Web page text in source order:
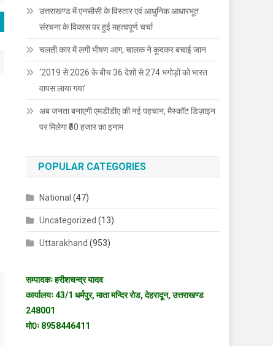
उत्तराखण्ड में एनसीसी के विस्तार एवं आधुनिक आधारभूत
संरचना के विकास पर हुई महत्वपूर्ण चर्चा
चलती कार में लगी भीषण आग, चालक ने कूदकर बचाई जान
‘2019 से 2026 के बीच 36 देशों से 274 भगोड़ों को भारत
वापस लाया गया’
अब जनता बनाएगी एमडीडीए की नई पहचान, मैस्कॉट डिज़ाइन
पर मिलेगा ₹50 हजार का इनाम
POPULAR CATEGORIES
National (47)
Uncategorized (13)
Uttarakhand (953)
सम्पादकः हरीशचन्द्र यादव
कार्यालयः 43/1 धर्मपुर, माता मन्दिर रोड, देहरादून, उत्तराखण्ड
248001
मो0ः 8958446411